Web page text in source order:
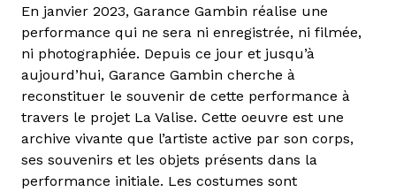
En janvier 2023, Garance Gambin réalise une
performance qui ne sera ni enregistrée, ni filmée,
ni photographiée. Depuis ce jour et jusqu’à
aujourd’hui, Garance Gambin cherche à
reconstituer le souvenir de cette performance à
travers le projet La Valise. Cette oeuvre est une
archive vivante que l’artiste active par son corps,
ses souvenirs et les objets présents dans la
performance initiale. Les costumes sont